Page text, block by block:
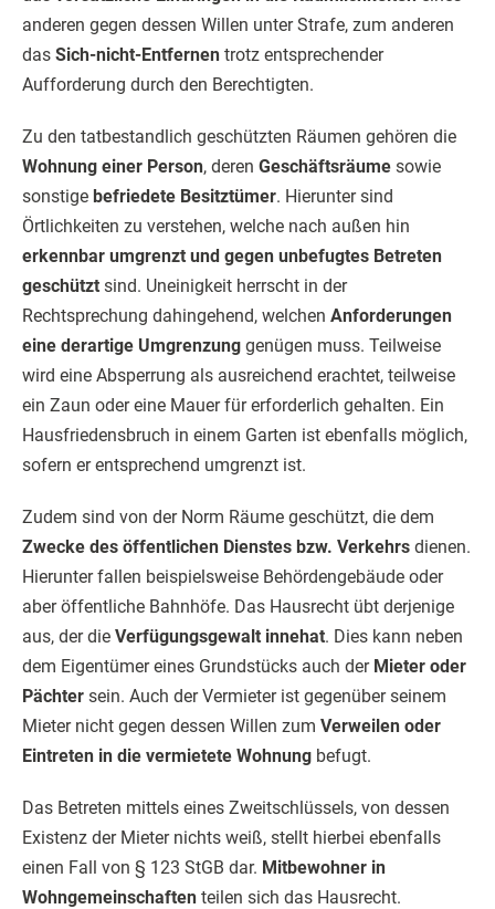
anderen gegen dessen Willen unter Strafe, zum anderen
das Sich-nicht-Entfernen trotz entsprechender
Aufforderung durch den Berechtigten.
Zu den tatbestandlich geschützten Räumen gehören die
Wohnung einer Person, deren Geschäftsräume sowie
sonstige befriedete Besitztümer. Hierunter sind
Örtlichkeiten zu verstehen, welche nach außen hin
erkennbar umgrenzt und gegen unbefugtes Betreten
geschützt sind. Uneinigkeit herrscht in der
Rechtsprechung dahingehend, welchen Anforderungen
eine derartige Umgrenzung genügen muss. Teilweise
wird eine Absperrung als ausreichend erachtet, teilweise
ein Zaun oder eine Mauer für erforderlich gehalten. Ein
Hausfriedensbruch in einem Garten ist ebenfalls möglich,
sofern er entsprechend umgrenzt ist.
Zudem sind von der Norm Räume geschützt, die dem
Zwecke des öffentlichen Dienstes bzw. Verkehrs dienen.
Hierunter fallen beispielsweise Behördengebäude oder
aber öffentliche Bahnhöfe. Das Hausrecht übt derjenige
aus, der die Verfügungsgewalt innehat. Dies kann neben
dem Eigentümer eines Grundstücks auch der Mieter oder
Pächter sein. Auch der Vermieter ist gegenüber seinem
Mieter nicht gegen dessen Willen zum Verweilen oder
Eintreten in die vermietete Wohnung befugt.
Das Betreten mittels eines Zweitschlüssels, von dessen
Existenz der Mieter nichts weiß, stellt hierbei ebenfalls
einen Fall von § 123 StGB dar. Mitbewohner in
Wohngemeinschaften teilen sich das Hausrecht.